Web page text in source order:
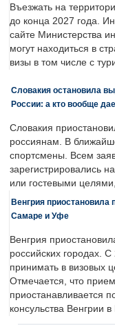
Въезжать на
до конца 2027 года.
сайте Министерства
могут находиться в
визы в том числе с
Словакия остановила
России: а кто вообще
Словакия
россиянам. В
спортсмены. Всем
зарегистрировались
или гостевыми
Венгрия приостановила
Самаре и Уфе
Венгрия
российских городах.
принимать в визовых
Отмечается, что
приостанавливается
консульства Венгрии в